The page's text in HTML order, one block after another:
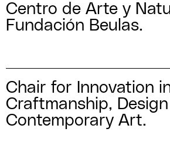
Centro de Arte y
Fundación Beulas.
Chair for Innovation
Craftmanship,
Contemporary Art.